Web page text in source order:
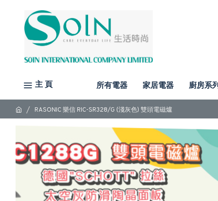
主 頁 所有電器 家居電器 廚房系
RASONIC 樂信 RIC-SR328/G (淺灰色) 雙頭電磁爐